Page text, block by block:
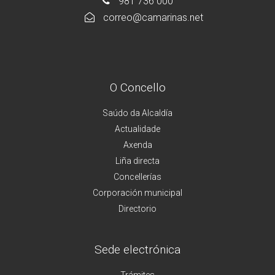
correo@camarinas.net
O Concello
Saúdo da Alcaldía
Actualidade
Axenda
Liña directa
Concellerías
Corporación municipal
Directorio
Sede electrónica